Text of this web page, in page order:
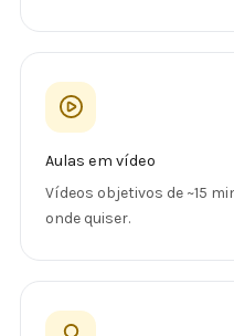
Aulas em vídeo
Vídeos objetivos de ~15
onde quiser.